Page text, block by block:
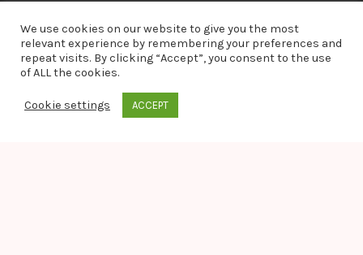
© 2026 Ladies Bodyfashion. hosted by:
We use cookies on our website to give you the most
relevant experience by remembering your preferences and
repeat visits. By clicking “Accept”, you consent to the use
of ALL the cookies.
Cookie settings ACCEPT